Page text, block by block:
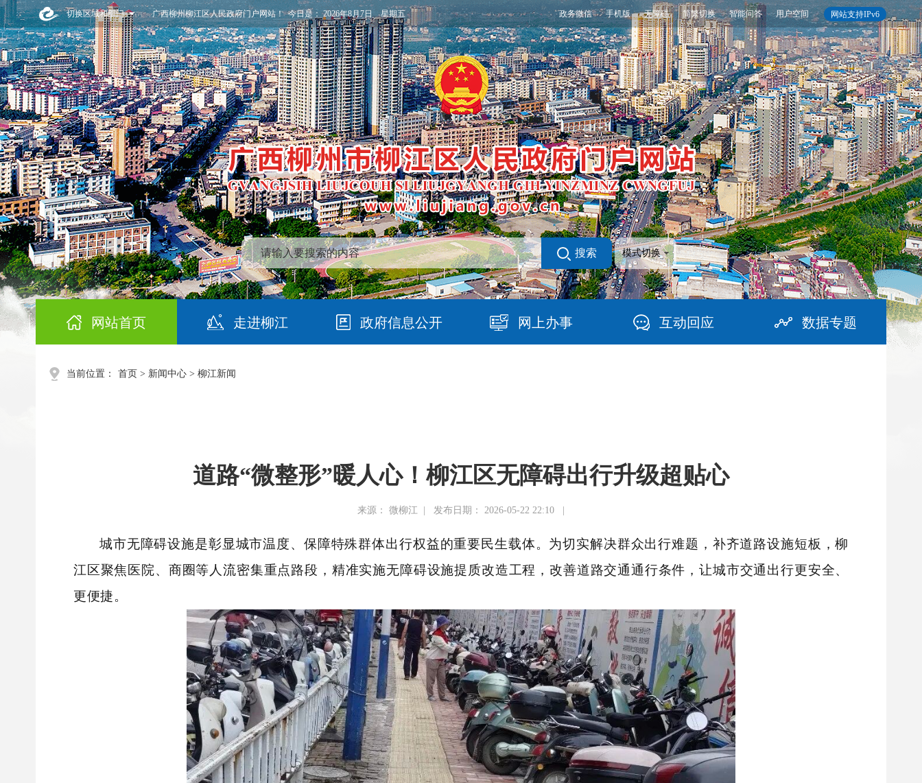
切换区域和部门 网站支持IPv6
政务微信 手机版 无障碍 简繁切换 智能问答 用户空间
广西柳州柳江区人民政府门户网站！ 今日是：2026年8月7日 星期五
搜索 模式切换
网站首页 走进柳江 政府信息公开 网上办事 互动回应 数据专题
当前位置： 首页 > 新闻中心 > 柳江新闻
道路“微整形”暖人心！柳江区无障碍出行升级超贴心
来源： 微柳江 | 发布日期： 2026-05-22 22:10 |
城市无障碍设施是彰显城市温度、保障特殊群体出行权益的重要民生载体。为切实解决群众出行难题，补齐道路设施短板，柳
江区聚焦医院、商圈等人流密集重点路段，精准实施无障碍设施提质改造工程，改善道路交通通行条件，让城市交通出行更安全、
更便捷。